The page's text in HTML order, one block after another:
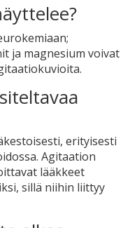
ja magnesium voivat
erityisesti
Agitaation
lääkkeet
sillä niihin liittyy